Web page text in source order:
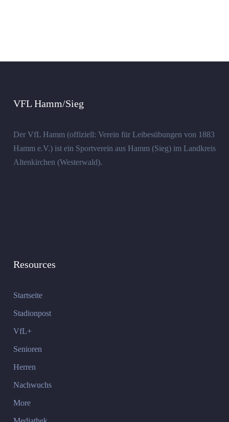
VFL Hamm/Sieg
Der VfL Hamm (offiziell: Verein für Leibesübungen von 1883
Hamm e.V.) ist ein Sportverein aus Hamm (Sieg) im Landkreis
Altenkirchen (Westerwald).
Resources
Startseite
Stadionpost
VfL+
Senioren
Herren
Nachwuchs
More